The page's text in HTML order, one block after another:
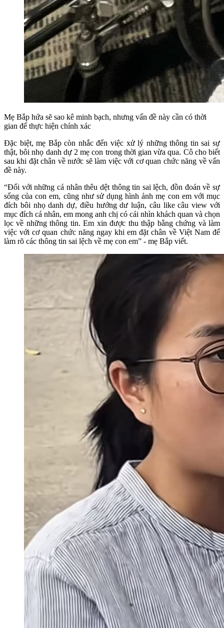
Mẹ Bắp hứa sẽ sao kê minh bạch, nhưng vấn đề này cần có thời
gian để thực hiện chính xác
Đặc biệt, mẹ Bắp còn nhắc đến việc xử lý những thông tin sai sự
thật, bôi nhọ danh dự 2 mẹ con trong thời gian vừa qua. Cô cho biết
sau khi đặt chân về nước sẽ làm việc với cơ quan chức năng về vấn
đề này.
“Đối với những cá nhân thêu dệt thông tin sai lệch, đồn đoán về sự
sống của con em, cũng như sử dụng hình ảnh mẹ con em với mục
đích bôi nhọ danh dự, điều hướng dư luận, câu like câu view với
mục đích cá nhân, em mong anh chị có cái nhìn khách quan và chọn
lọc về những thông tin. Em xin được thu thập bằng chứng và làm
việc với cơ quan chức năng ngay khi em đặt chân về Việt Nam để
làm rõ các thông tin sai lệch về mẹ con em” - mẹ Bắp viết.